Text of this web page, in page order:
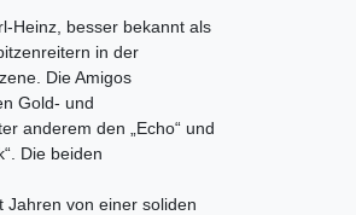
Heinz, besser bekannt als
in der
Die Amigos
Gold- und
anderem den „Echo“ und
Die beiden
Jahren von einer soliden